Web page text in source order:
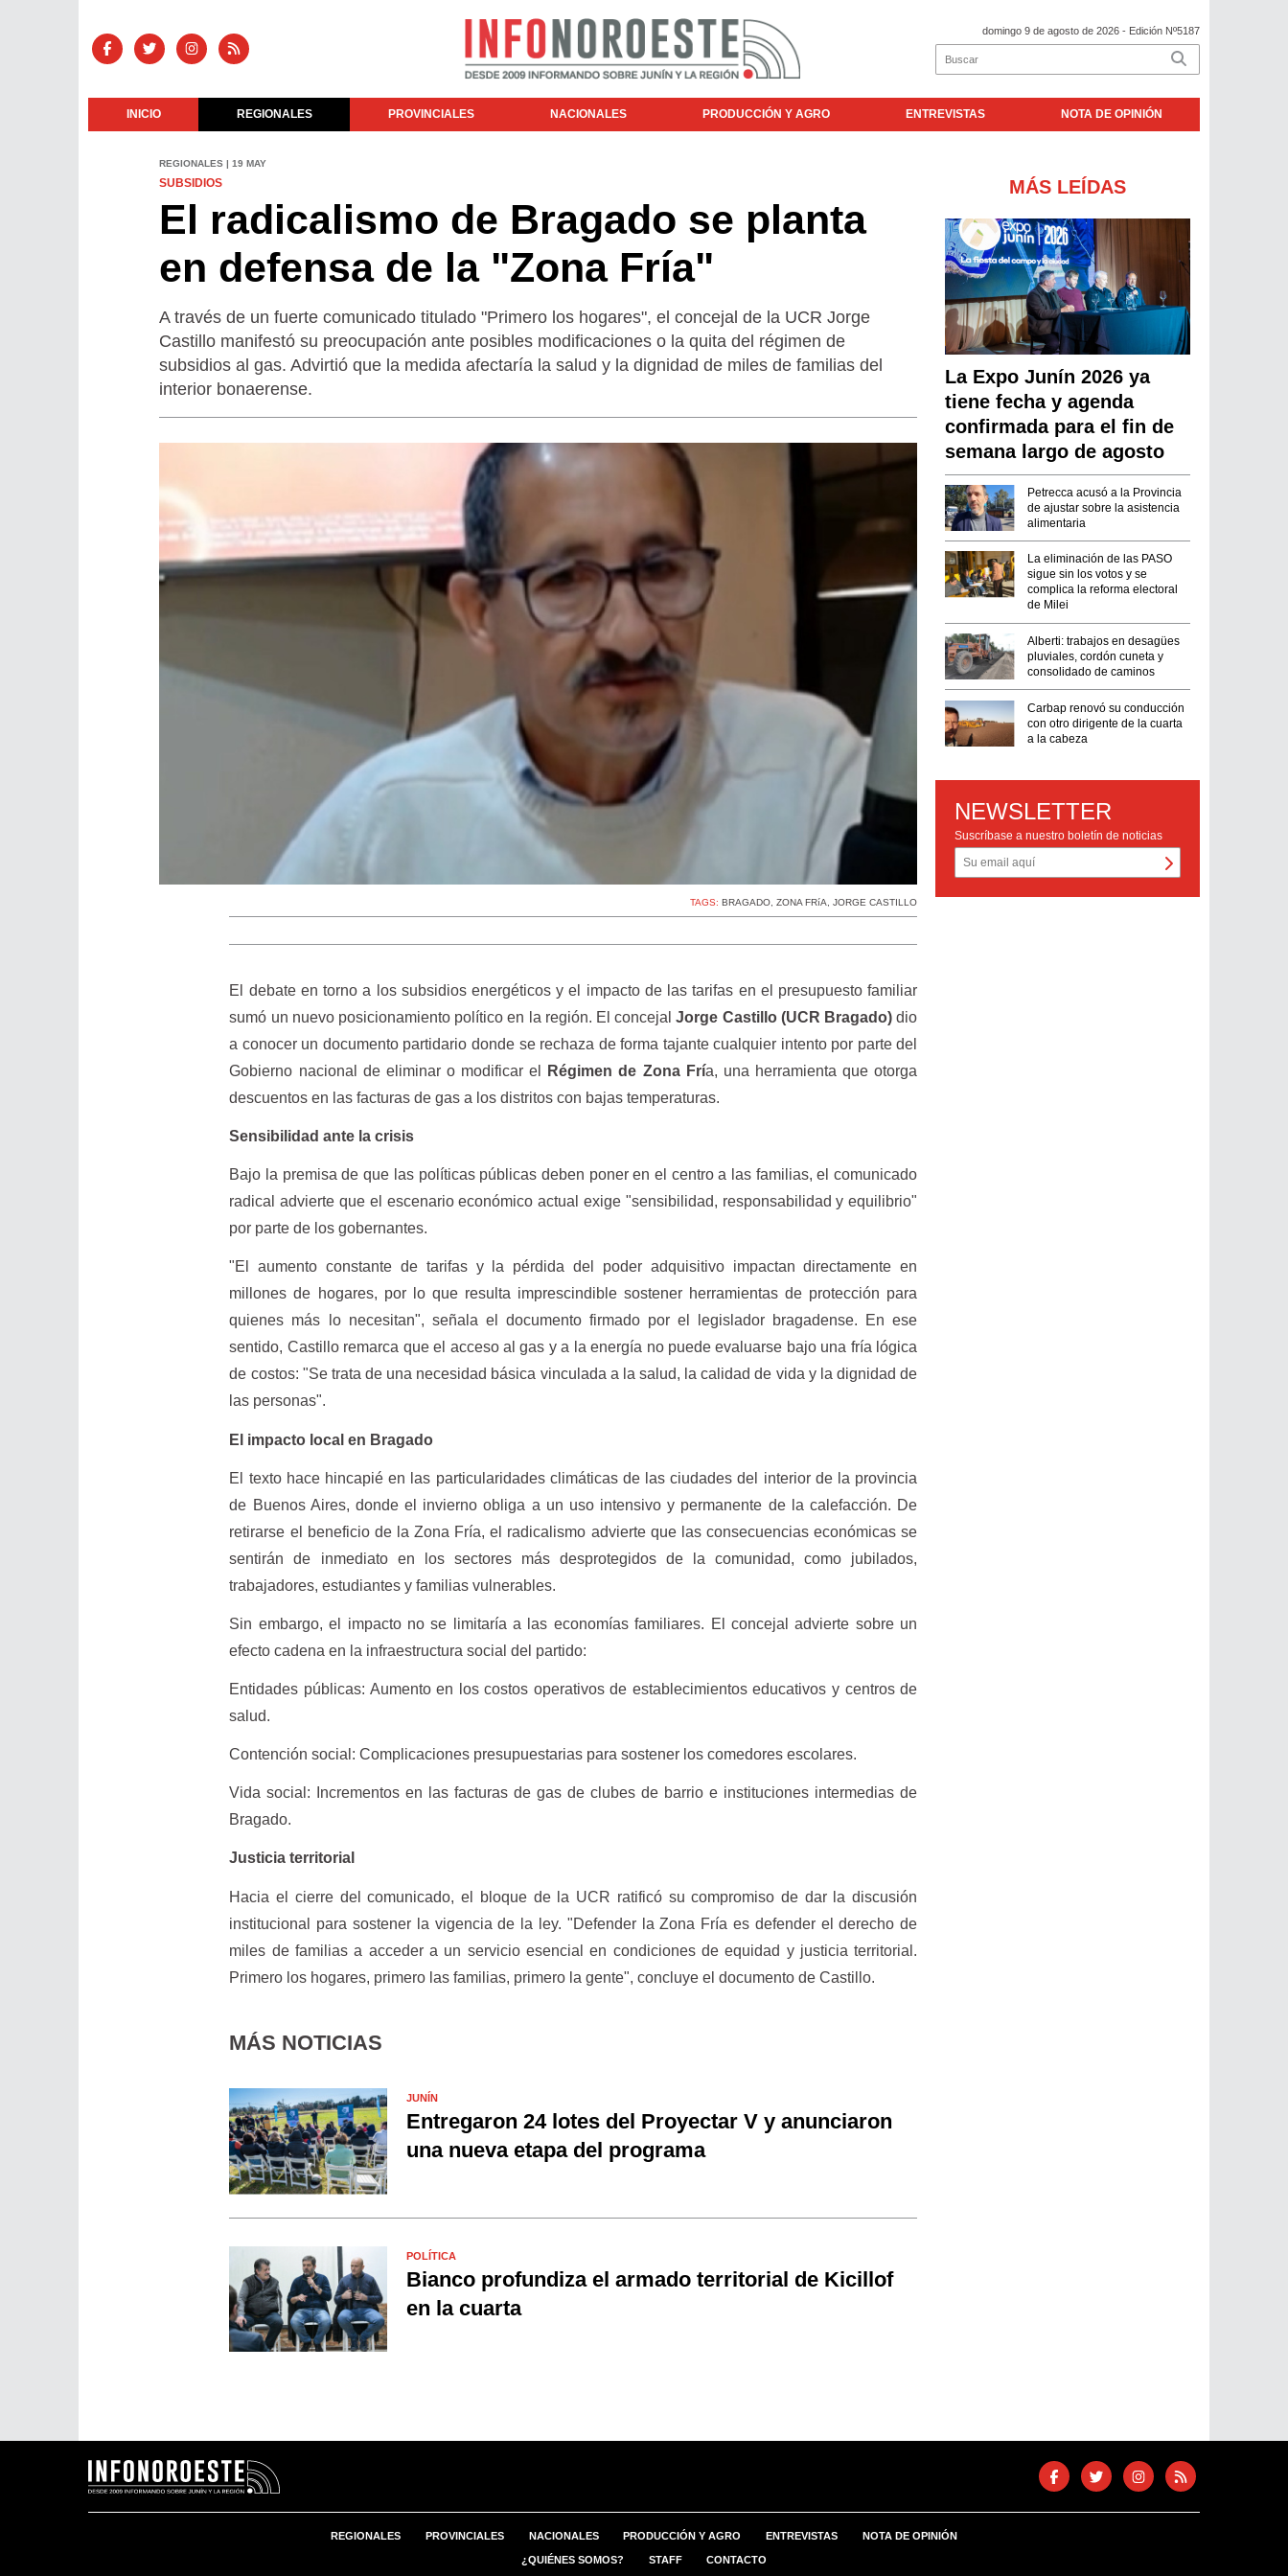
domingo 9 de agosto de 2026 - Edición Nº5187
INICIO REGIONALES PROVINCIALES NACIONALES PRODUCCIÓN Y AGRO ENTREVISTAS NOTA DE OPINIÓN
REGIONALES | 19 MAY
SUBSIDIOS
El radicalismo de Bragado se planta
en defensa de la "Zona Fría"
A través de un fuerte comunicado titulado "Primero los hogares", el concejal de la UCR Jorge
Castillo manifestó su preocupación ante posibles modificaciones o la quita del régimen de
subsidios al gas. Advirtió que la medida afectaría la salud y la dignidad de miles de familias del
interior bonaerense.
TAGS:BRAGADO ,ZONA FRíA ,JORGE CASTILLO
El debate en torno a los subsidios energéticos y el impacto de las tarifas en el presupuesto familiar
sumó un nuevo posicionamiento político en la región. El concejalJorge Castillo (UCR Bragado) dio
a conocer un documento partidario donde se rechaza de forma tajante cualquier intento por parte del
Gobierno nacional de eliminar o modificar el
Régimen de Zona Fría, una herramienta que otorga
descuentos en las facturas de gas a los distritos con bajas temperaturas.
Sensibilidad ante la crisis
Bajo la premisa de que las políticas públicas deben poner en el centro a las familias, el comunicado
radical advierte que el escenario económico actual exige "sensibilidad, responsabilidad y equilibrio"
por parte de los gobernantes.
"El aumento constante de tarifas y la pérdida del poder adquisitivo impactan directamente en
millones de hogares, por lo que resulta imprescindible sostener herramientas de protección para
quienes más lo necesitan", señala el documento firmado por el legislador bragadense. En ese
sentido, Castillo remarca que el acceso al gas y a la energía no puede evaluarse bajo una fría lógica
de costos: "Se trata de una necesidad básica vinculada a la salud, la calidad de vida y la dignidad de
las personas".
El impacto local en Bragado
El texto hace hincapié en las particularidades climáticas de las ciudades del interior de la provincia
de Buenos Aires, donde el invierno obliga a un uso intensivo y permanente de la calefacción. De
retirarse el beneficio de la Zona Fría, el radicalismo advierte que las consecuencias económicas se
sentirán de inmediato en los sectores más desprotegidos de la comunidad, como jubilados,
trabajadores, estudiantes y familias vulnerables.
Sin embargo, el impacto no se limitaría a las economías familiares. El concejal advierte sobre un
efecto cadena en la infraestructura social del partido:
Entidades públicas: Aumento en los costos operativos de establecimientos educativos y centros de
salud.
Contención social: Complicaciones presupuestarias para sostener los comedores escolares.
Vida social: Incrementos en las facturas de gas de clubes de barrio e instituciones intermedias de
Bragado.
Justicia territorial
Hacia el cierre del comunicado, el bloque de la UCR ratificó su compromiso de dar la discusión
institucional para sostener la vigencia de la ley. "Defender la Zona Fría es defender el derecho de
miles de familias a acceder a un servicio esencial en condiciones de equidad y justicia territorial.
Primero los hogares, primero las familias, primero la gente", concluye el documento de Castillo.
MÁS NOTICIAS
JUNÍN
Entregaron 24 lotes del Proyectar V y anunciaron
una nueva etapa del programa
POLÍTICA
Bianco profundiza el armado territorial de Kicillof
en la cuarta
MÁS LEÍDAS
La Expo Junín 2026 ya
tiene fecha y agenda
confirmada para el fin de
semana largo de agosto
Petrecca acusó a la Provincia
de ajustar sobre la asistencia
alimentaria
La eliminación de las PASO
sigue sin los votos y se
complica la reforma electoral
de Milei
Alberti: trabajos en desagües
pluviales, cordón cuneta y
consolidado de caminos
Carbap renovó su conducción
con otro dirigente de la cuarta
a la cabeza
NEWSLETTER
Suscríbase a nuestro boletín de noticias
REGIONALES PROVINCIALES NACIONALES PRODUCCIÓN Y AGRO ENTREVISTAS NOTA DE OPINIÓN
¿QUIÉNES SOMOS? STAFF CONTACTO